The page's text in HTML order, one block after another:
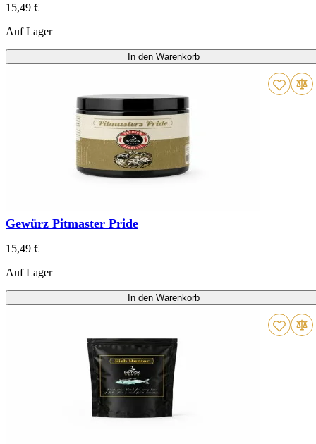
15,49 €
Auf Lager
In den Warenkorb
Gewürz Pitmaster Pride
15,49 €
Auf Lager
In den Warenkorb